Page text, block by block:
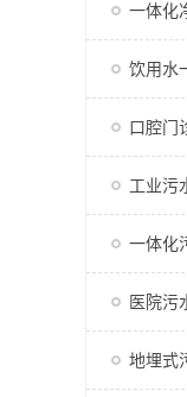
一体化
饮用水
口腔门
工业污
一体化
医院污
地埋式